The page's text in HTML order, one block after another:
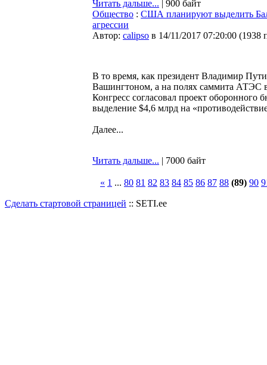
Читать дальше... | 900 байт
Общество : США планируют выделить
агрессии
Автор: calipso в 14/11/2017 07:20:00 (1938
В то время, как президент Владимир
Вашингтоном, а на полях саммита АТЭС
Конгресс согласовал проект
выделение $4,6 млрд на
Далее...
Читать дальше... | 7000 байт
« 1 ... 80 81 82 83 84 85 86 87 88 (89) 90
Сделать стартовой страницей :: SETI.ee